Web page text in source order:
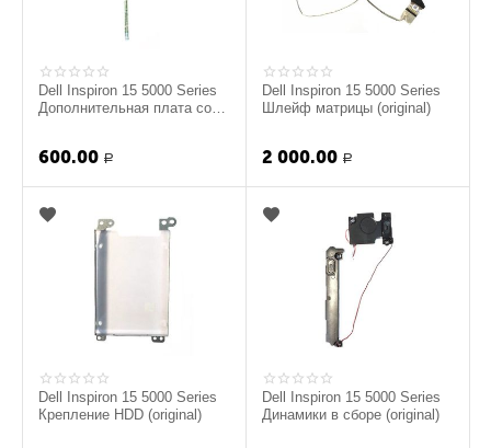
Dell Inspiron 15 5000 Series
Дополнительная плата со
600.00 Р
Dell Inspiron 15 5000 Series
Шлейф матрицы (original)
2 000.00 Р
Dell Inspiron 15 5000 Series
Крепление HDD (original)
Dell Inspiron 15 5000 Series
Динамики в сборе (original)